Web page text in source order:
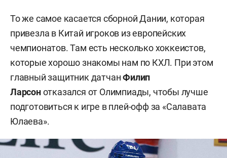
То же самое касается сборной Дании, которая
привезла в Китай игроков из европейских
чемпионатов. Там есть несколько хоккеистов,
которые хорошо знакомы нам по КХЛ. При этом
главный защитник датчанФилип
Ларсонотказался от Олимпиады, чтобы лучше
подготовиться к игре в плей-офф за «Салавата
Юлаева».